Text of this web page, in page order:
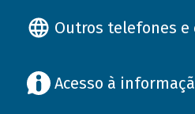
Outros telefones e
Acesso à